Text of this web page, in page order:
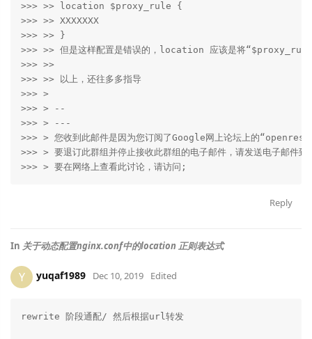
>>> >> location $proxy_rule {
>>> >> XXXXXXX
>>> >> }
>>> >> 但是这样配置是错误的，location 应该是将
>>> >>
>>> >> 以上，还往多多指导
>>> >
>>> > --
>>> > ---
>>> > 您收到此邮件是因为您订阅了Google网上论坛上的
>>> > 要退订此群组并停止接收此群组的电子邮件，请发送电子
Reply
In 关于动态配置nginx.conf中的location 正则表达式
Y yuqaf1989 Dec 10, 2019 Edited
rewrite 阶段通配/ 然后根据url转发